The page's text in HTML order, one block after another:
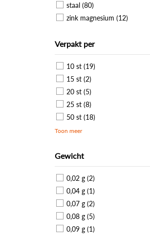
staal (80)
zink magnesium (12)
Verpakt per
10 st (19)
15 st (2)
20 st (5)
25 st (8)
50 st (18)
Toon meer
Gewicht
0,02 g (2)
0,04 g (1)
0,07 g (2)
0,08 g (5)
0,09 g (1)